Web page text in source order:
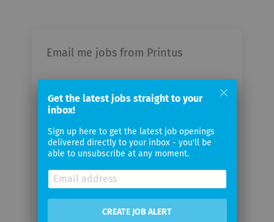
Email me jobs from Printus
email
Email
frequency
Get the latest jobs straight to your
inbox!
Sign up here to get the latest job openings
delivered directly to your inbox - you'll be
able to unsubscribe at any moment.
CREATE JOB ALERT